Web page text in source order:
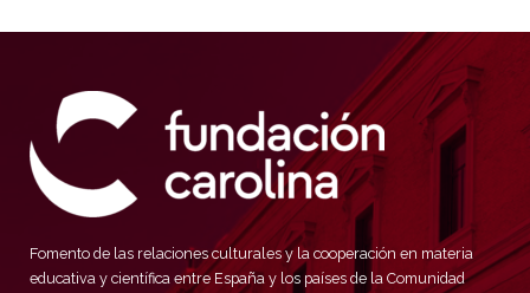
Fomento de las relaciones culturales y la cooperación en materia
educativa y científica entre España y los países de la Comunidad